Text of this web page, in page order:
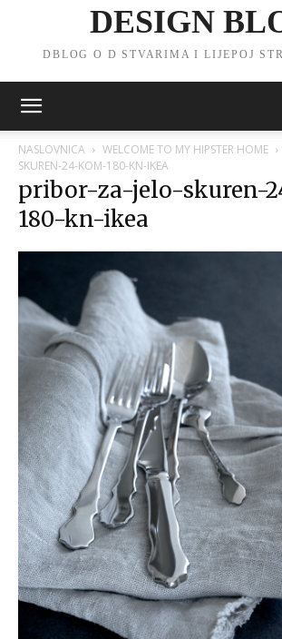
DESIGN
DBLOG O D STVARIMA I LIJEPOJ
NASLOVNICA WELCOME TO MY HIPSTER HOME
SKUREN-24-KOM-180-KN-IKEA
pribor-za-jelo-skuren-
180-kn-ikea